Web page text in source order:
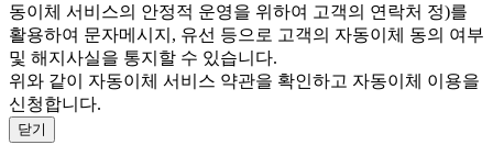
동이체 서비스의 안정적 운영을 위하여 고객의 연락처 정)를
활용하여 문자메시지, 유선 등으로 고객의 자동이체 동의 여부
및 해지사실을 통지할 수 있습니다.
위와 같이 자동이체 서비스 약관을 확인하고 자동이체 이용을
신청합니다.
닫기